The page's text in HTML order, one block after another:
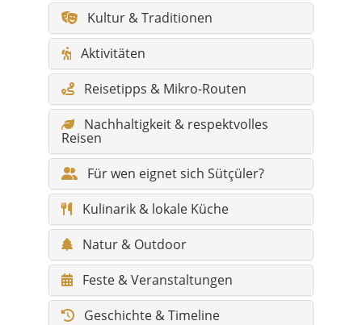
Reisetipps & Mikro-Routen
Nachhaltigkeit & respektvolles
Reisen
Für wen eignet sich Sütçüler?
Kulinarik & lokale Küche
Natur & Outdoor
Feste & Veranstaltungen
Geschichte & Timeline
Hidden Gems – warum Sütçüler ein
Geheimtipp ist
Legenden rund um Sütçüler